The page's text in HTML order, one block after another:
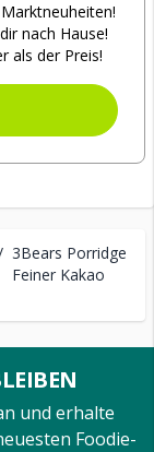
3Bears Porridge
Feiner Kakao
nach Hause!
als der Preis!
und erhalte
Foodie-